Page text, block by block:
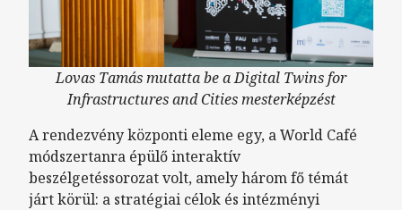
Lovas Tamás mutatta be a Digital Twins for
Infrastructures and Cities mesterképzést
A rendezvény központi eleme egy, a World Café
módszertanra épülő interaktív
beszélgetéssorozat volt, amely három fő témát
járt körül: a stratégiai célok és intézményi